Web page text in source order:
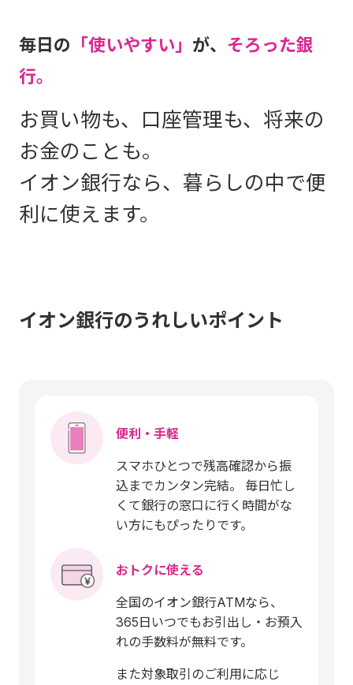
毎日の 「使いやすい」 が、 そろった銀
行。
お買い物も、口座管理も、将来の
お金のことも。
イオン銀行なら、暮らしの中で便
利に使えます。
イオン銀行のうれしいポイント
便利・手軽
スマホひとつで残高確認から振
込までカンタン完結。 毎日忙し
くて銀行の窓口に行く時間がな
い方にもぴったりです。
おトクに使える
全国のイオン銀行ATMなら、
365日いつでもお引出し・お預入
れの手数料が無料です。
また対象取引のご利用に応じ